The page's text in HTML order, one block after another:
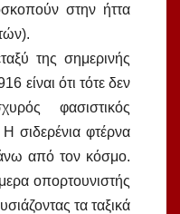
στην ήττα
της σημερινής
είναι ότι τότε δεν
φασιστικός
σιδερένια φτέρνα
από τον κόσμο.
οπορτουνιστής
τα ταξικά